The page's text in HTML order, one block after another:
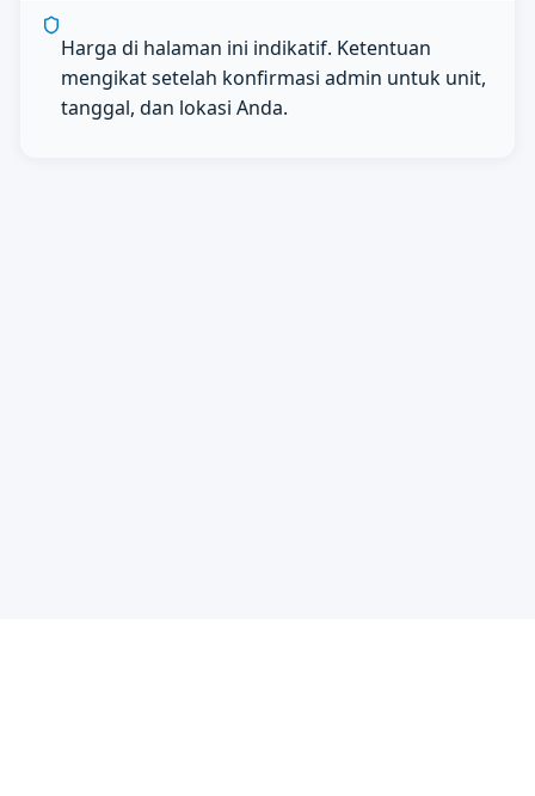
Harga di halaman ini indikatif. Ketentuan
mengikat setelah konfirmasi admin untuk unit,
tanggal, dan lokasi Anda.